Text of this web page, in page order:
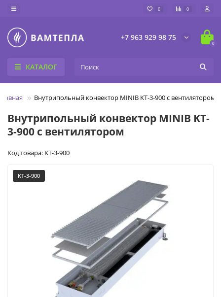
0 0
+7 963 929 98 75
0
КАТАЛОГ
Внутрипольный конвектор MINIB KT-3-900 c вентилятором
Внутрипольный конвектор MINIB KT-
3-900 c вентилятором
Код товара: KT-3-900
KT-3-900